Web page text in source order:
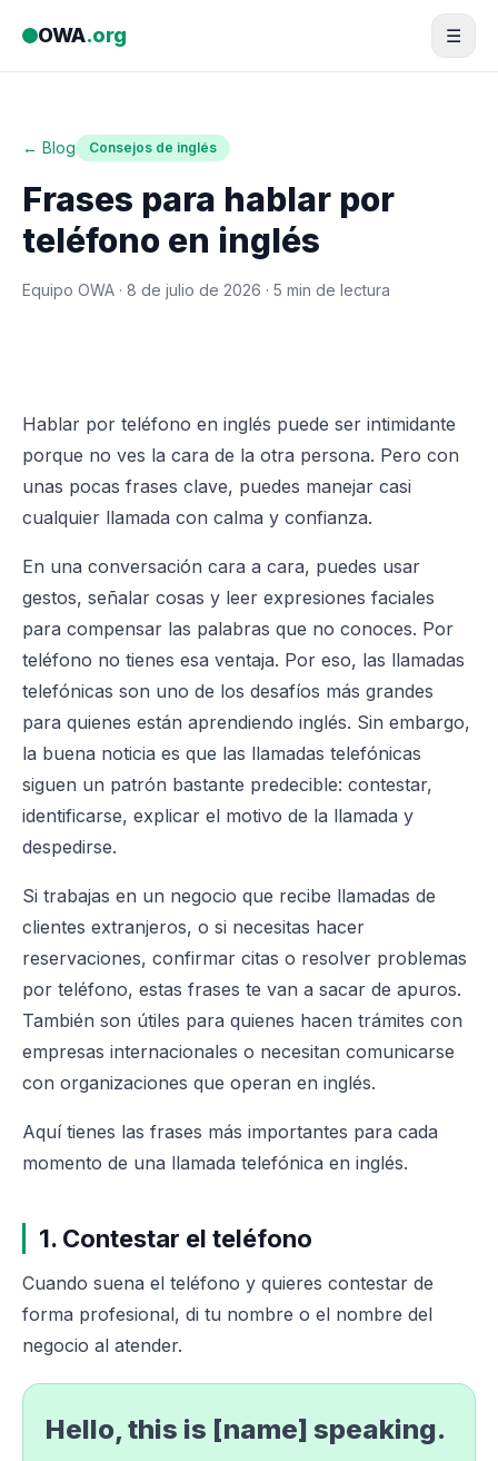
OWA.org ☰
← Blog Consejos de inglés
Frases para hablar por
teléfono en inglés
Equipo OWA · 8 de julio de 2026 · 5 min de lectura
Hablar por teléfono en inglés puede ser intimidante
porque no ves la cara de la otra persona. Pero con
unas pocas frases clave, puedes manejar casi
cualquier llamada con calma y confianza.
En una conversación cara a cara, puedes usar
gestos, señalar cosas y leer expresiones faciales
para compensar las palabras que no conoces. Por
teléfono no tienes esa ventaja. Por eso, las llamadas
telefónicas son uno de los desafíos más grandes
para quienes están aprendiendo inglés. Sin embargo,
la buena noticia es que las llamadas telefónicas
siguen un patrón bastante predecible: contestar,
identificarse, explicar el motivo de la llamada y
despedirse.
Si trabajas en un negocio que recibe llamadas de
clientes extranjeros, o si necesitas hacer
reservaciones, confirmar citas o resolver problemas
por teléfono, estas frases te van a sacar de apuros.
También son útiles para quienes hacen trámites con
empresas internacionales o necesitan comunicarse
con organizaciones que operan en inglés.
Aquí tienes las frases más importantes para cada
momento de una llamada telefónica en inglés.
1. Contestar el teléfono
Cuando suena el teléfono y quieres contestar de
forma profesional, di tu nombre o el nombre del
negocio al atender.
Hello, this is [name] speaking.